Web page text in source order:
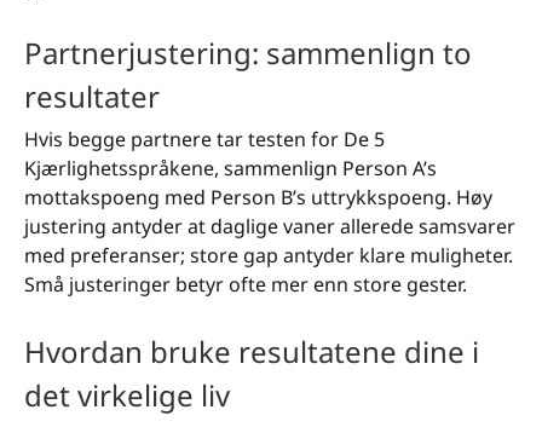
Partnerjustering: sammenlign to
resultater
Hvis begge partnere tar testen for De 5
Kjærlighetsspråkene, sammenlign Person A’s
mottakspoeng med Person B’s uttrykkspoeng. Høy
justering antyder at daglige vaner allerede samsvarer
med preferanser; store gap antyder klare muligheter.
Små justeringer betyr ofte mer enn store gester.
Hvordan bruke resultatene dine i
det virkelige liv